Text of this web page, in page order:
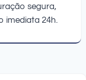
segura,
imediata 24h.